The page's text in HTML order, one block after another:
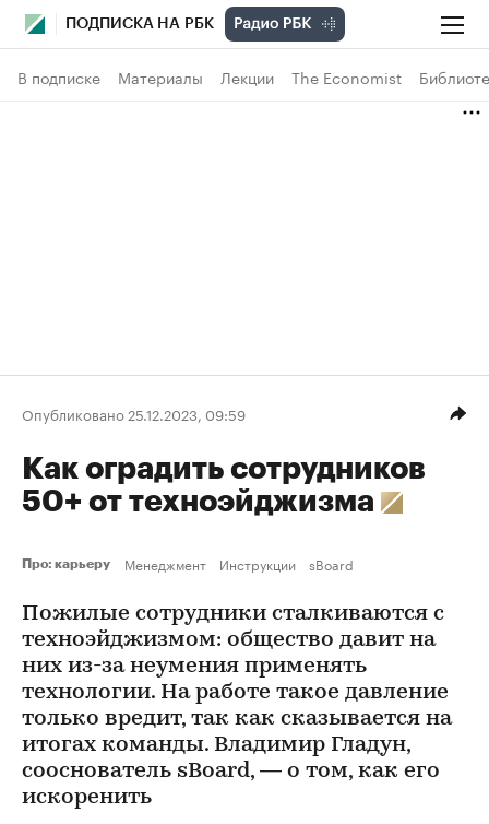
ПОДПИСКА НА РБК
В подписке Материалы Лекции The Economist
Опубликовано 25.12.2023, 09:59
Как оградить сотрудников
50+ от техноэйджизма
Про: карьеру Менеджмент Инструкции sBoard
Пожилые сотрудники сталкиваются с
техноэйджизмом: общество давит на
них из-за неумения применять
технологии. На работе такое давление
только вредит, так как сказывается на
итогах команды. Владимир Гладун,
сооснователь sBoard, — о том, как его
искоренить